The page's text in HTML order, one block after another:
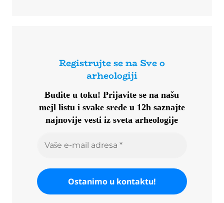
Registrujte se na Sve o
arheologiji
Budite u toku!Prijavite se na našu
mejl listu i svake srede u 12h saznajte
najnovije vesti iz sveta arheologije